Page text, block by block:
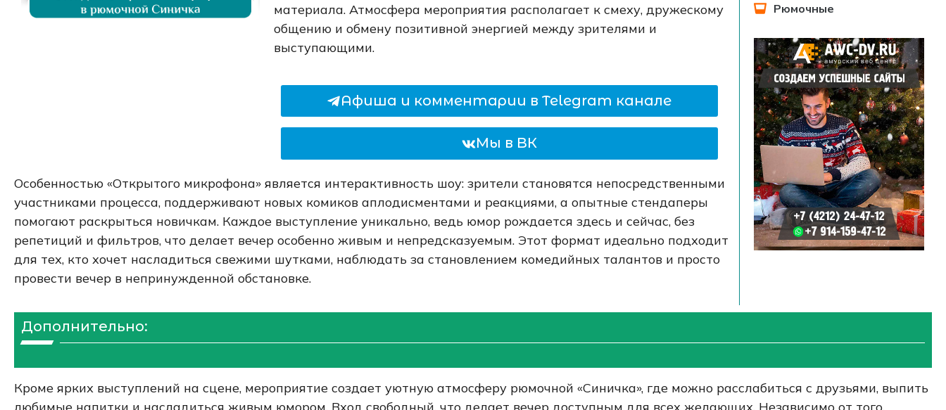
материала. Атмосфера мероприятия располагает к смеху, дружескому
общению и обмену позитивной энергией между зрителями и
выступающими.
Афиша и комментарии в Telegram канале
Мы в ВК
Особенностью «Открытого микрофона» является интерактивность шоу: зрители становятся непосредственными
участниками процесса, поддерживают новых комиков аплодисментами и реакциями, а опытные стендаперы
помогают раскрыться новичкам. Каждое выступление уникально, ведь юмор рождается здесь и сейчас, без
репетиций и фильтров, что делает вечер особенно живым и непредсказуемым. Этот формат идеально подходит
для тех, кто хочет насладиться свежими шутками, наблюдать за становлением комедийных талантов и просто
провести вечер в непринужденной обстановке.
Рюмочные
Дополнительно:
Кроме ярких выступлений на сцене, мероприятие создает уютную атмосферу рюмочной «Синичка», где можно расслабиться с друзьями, выпить
любимые напитки и насладиться живым юмором. Вход свободный, что делает вечер доступным для всех желающих. Независимо от того,